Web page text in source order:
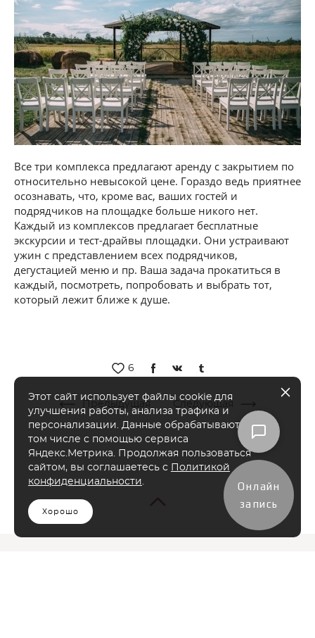
Все три комплекса предлагают аренду с закрытием по
относительно невысокой цене. Гораздо ведь приятнее
осознавать, что, кроме вас, ваших гостей и
подрядчиков на площадке больше никого нет.
Каждый из комплексов предлагает бесплатные
экскурсии и тест-драйвы площадки. Они устраивают
ужин с представлением всех подрядчиков,
дегустацией меню и пр. Ваша задача прокатиться в
каждый, посмотреть, попробовать и выбрать тот,
который лежит ближе к душе.
6
Предыдущая Следующая
Этот сайт использует файлы cookie для
улучшения работы, анализа трафика и
персонализации. Данные обрабатываются, в
том числе с помощью сервиса
Яндекс.Метрика. Продолжая пользоваться
сайтом, вы соглашаетесь с
Политикой
конфиденциальности.
Хорошо
Онлайн
запись